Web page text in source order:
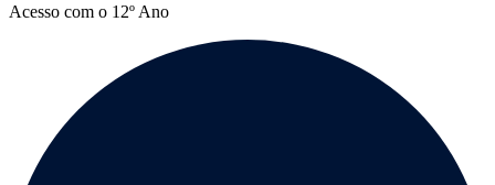
Acesso com o 12º Ano